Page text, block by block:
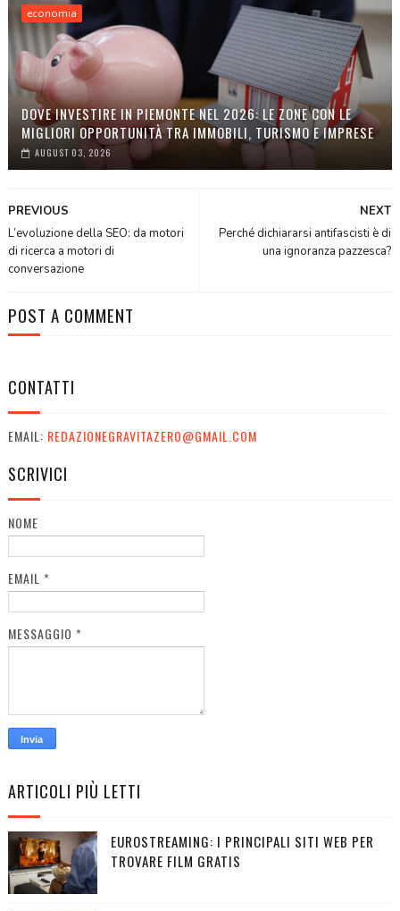
economia
DOVE INVESTIRE IN PIEMONTE NEL 2026: LE ZONE CON LE
MIGLIORI OPPORTUNITÀ TRA IMMOBILI, TURISMO E IMPRESE
AUGUST 03, 2026
NEXT
Perché dichiararsi antifascisti è di
una ignoranza pazzesca?
PREVIOUS
L’evoluzione della SEO: da motori
di ricerca a motori di
conversazione
POST A COMMENT
CONTATTI
EMAIL: REDAZIONEGRAVITAZERO@GMAIL.COM
SCRIVICI
NOME
EMAIL *
MESSAGGIO *
ARTICOLI PIÙ LETTI
EUROSTREAMING: I PRINCIPALI SITI WEB PER
TROVARE FILM GRATIS